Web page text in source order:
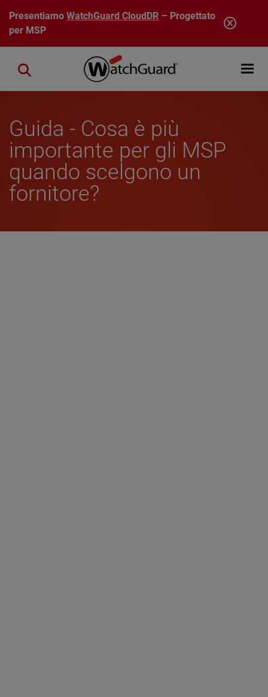
Salta al contenuto principale
PresentiamoWatchGuard CloudDR – Progettato
per MSP
Open
Close search
Guida - Cosa è più
importante per gli MSP
quando scelgono un
fornitore?